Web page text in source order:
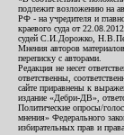
подлежит возложению на
РФ - на учредителя и
краевого суда от
судей С.И.Дорожко,
Мнения авторов
переписку с авторами.
Редакция не несет
ответственны,
сайте приравнены к
издание «Дебри-ДВ»,
Политические опросы/
мнения» Федерального
избирательных прав и